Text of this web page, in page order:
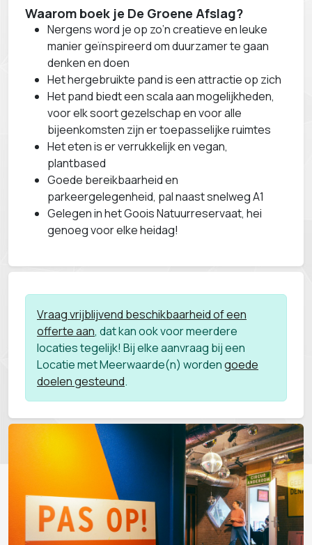
Waarom boek je De Groene Afslag?
Nergens word je op zo’n creatieve en leuke
manier geïnspireerd om duurzamer te gaan
denken en doen
Het hergebruikte pand is een attractie op zich
Het pand biedt een scala aan mogelijkheden,
voor elk soort gezelschap en voor alle
bijeenkomsten zijn er toepasselijke ruimtes
Het eten is er verrukkelijk en vegan,
plantbased
Goede bereikbaarheid en
parkeergelegenheid, pal naast snelweg A1
Gelegen in het Goois Natuurreservaat, hei
genoeg voor elke heidag!
Vraag vrijblijvend beschikbaarheid of een
offerte aan, dat kan ook voor meerdere
locaties tegelijk! Bij elke aanvraag bij een
Locatie met Meerwaarde(n) wordengoede
doelen gesteund.